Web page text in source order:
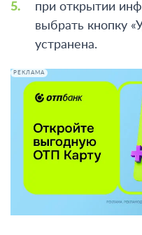
при открытии
выбрать кнопку
устранена.
РЕКЛАМА